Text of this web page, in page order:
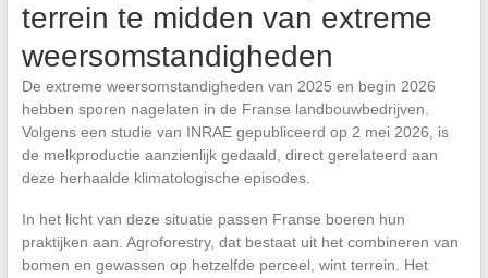
terrein te midden van extreme
weersomstandigheden
De extreme weersomstandigheden van 2025 en begin 2026
hebben sporen nagelaten in de Franse landbouwbedrijven.
Volgens een studie van INRAE gepubliceerd op 2 mei 2026, is
de melkproductie aanzienlijk gedaald, direct gerelateerd aan
deze herhaalde klimatologische episodes.
In het licht van deze situatie passen Franse boeren hun
praktijken aan. Agroforestry, dat bestaat uit het combineren van
bomen en gewassen op hetzelfde perceel, wint terrein. Het